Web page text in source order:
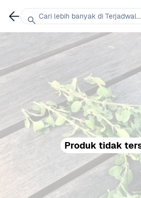
Produk tidak
Cari lebih banyak di Terjadwal...